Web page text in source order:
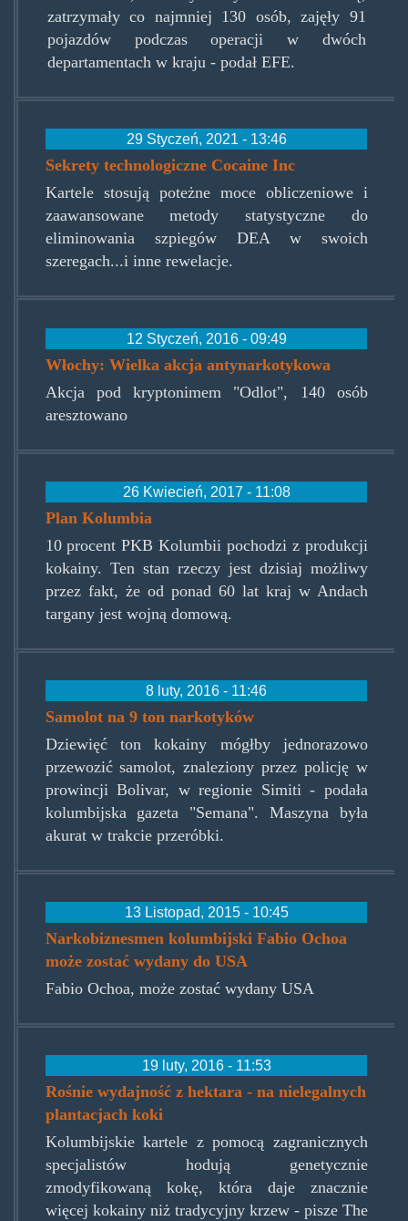
zatrzymały co najmniej 130 osób, zajęły 91
pojazdów podczas operacji w dwóch
departamentach w kraju - podał EFE.
29 Styczeń, 2021 - 13:46
Sekrety technologiczne Cocaine Inc
Kartele stosują poteżne moce obliczeniowe i
zaawansowane metody statystyczne do
eliminowania szpiegów DEA w swoich
szeregach...i inne rewelacje.
12 Styczeń, 2016 - 09:49
Włochy: Wielka akcja antynarkotykowa
Akcja pod kryptonimem "Odlot", 140 osób
aresztowano
26 Kwiecień, 2017 - 11:08
Plan Kolumbia
10 procent PKB Kolumbii pochodzi z produkcji
kokainy. Ten stan rzeczy jest dzisiaj możliwy
przez fakt, że od ponad 60 lat kraj w Andach
targany jest wojną domową.
8 luty, 2016 - 11:46
Samolot na 9 ton narkotyków
Dziewięć ton kokainy mógłby jednorazowo
przewozić samolot, znaleziony przez policję w
prowincji Bolivar, w regionie Simiti - podała
kolumbijska gazeta "Semana". Maszyna była
akurat w trakcie przeróbki.
13 Listopad, 2015 - 10:45
Narkobiznesmen kolumbijski Fabio Ochoa
może zostać wydany do USA
Fabio Ochoa, może zostać wydany USA
19 luty, 2016 - 11:53
Rośnie wydajność z hektara - na nielegalnych
plantacjach koki
Kolumbijskie kartele z pomocą zagranicznych
specjalistów hodują genetycznie
zmodyfikowaną kokę, która daje znacznie
więcej kokainy niż tradycyjny krzew - pisze The